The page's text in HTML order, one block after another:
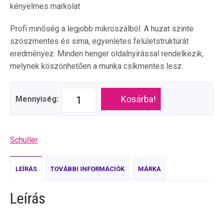
kényelmes markolat
Profi minőség a legjobb mikroszálból. A huzat szinte
szöszmentes és sima, egyenletes felületstruktúrát
eredményez. Minden henger oldalnyírással rendelkezik,
melynek köszönhetően a munka csíkmentes lesz.
Mennyiség: Kosárba!
Schuller
LEÍRÁS TOVÁBBI INFORMÁCIÓK MÁRKA
Leírás